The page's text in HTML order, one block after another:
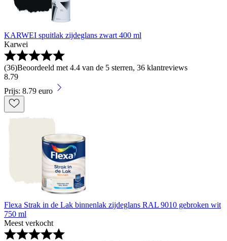
KARWEI spuitlak zijdeglans zwart 400 ml
Karwei
(36)Beoordeeld met 4.4 van de 5 sterren, 36 klantreviews
8.79
Prijs: 8.79 euro
Flexa Strak in de Lak binnenlak zijdeglans RAL 9010 gebroken wit
750 ml
Meest verkocht